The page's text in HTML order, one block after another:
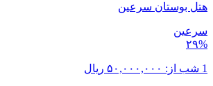
هتل بوستان سرعین
سرعین
۲۹%
1 شب از: ۵۰,۰۰۰,۰۰۰ ریال